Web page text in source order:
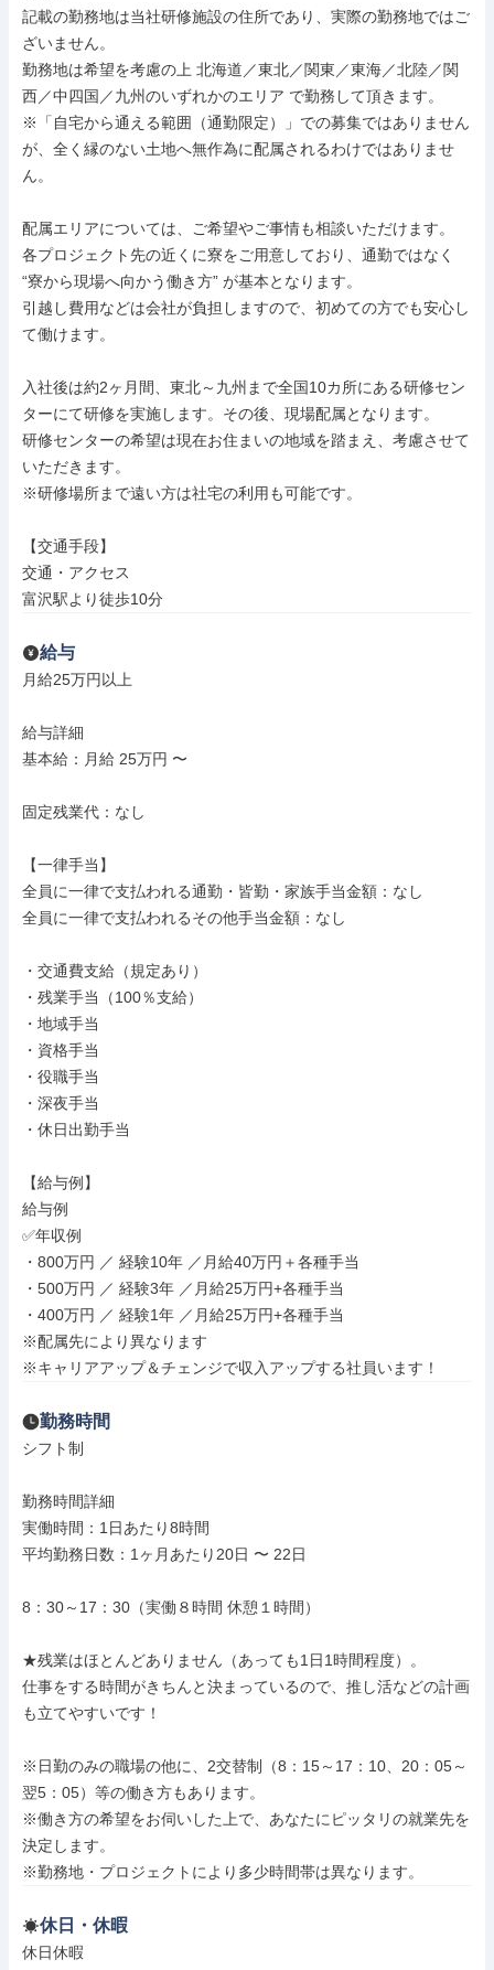
記載の勤務地は当社研修施設の住所であり、実際の勤務地ではご
ざいません。
勤務地は希望を考慮の上 北海道／東北／関東／東海／北陸／関
西／中四国／九州のいずれかのエリア で勤務して頂きます。
※「自宅から通える範囲（通勤限定）」での募集ではありません
が、全く縁のない土地へ無作為に配属されるわけではありませ
ん。
配属エリアについては、ご希望やご事情も相談いただけます。
各プロジェクト先の近くに寮をご用意しており、通勤ではなく
“寮から現場へ向かう働き方” が基本となります。
引越し費用などは会社が負担しますので、初めての方でも安心し
て働けます。
入社後は約2ヶ月間、東北～九州まで全国10カ所にある研修セン
ターにて研修を実施します。その後、現場配属となります。
研修センターの希望は現在お住まいの地域を踏まえ、考慮させて
いただきます。
※研修場所まで遠い方は社宅の利用も可能です。
【交通手段】
交通・アクセス
富沢駅より徒歩10分
給与
月給25万円以上
給与詳細
基本給：月給 25万円 〜
固定残業代：なし
【一律手当】
全員に一律で支払われる通勤・皆勤・家族手当金額：なし
全員に一律で支払われるその他手当金額：なし
・交通費支給（規定あり）
・残業手当（100％支給）
・地域手当
・資格手当
・役職手当
・深夜手当
・休日出勤手当
【給与例】
給与例
✅年収例
・800万円 ／ 経験10年 ／月給40万円＋各種手当
・500万円 ／ 経験3年 ／月給25万円+各種手当
・400万円 ／ 経験1年 ／月給25万円+各種手当
※配属先により異なります
※キャリアアップ＆チェンジで収入アップする社員います！
勤務時間
シフト制
勤務時間詳細
実働時間：1日あたり8時間
平均勤務日数：1ヶ月あたり20日 〜 22日
8：30～17：30（実働８時間 休憩１時間）
★残業はほとんどありません（あっても1日1時間程度）。
仕事をする時間がきちんと決まっているので、推し活などの計画
も立てやすいです！
※日勤のみの職場の他に、2交替制（8：15～17：10、20：05～
翌5：05）等の働き方もあります。
※働き方の希望をお伺いした上で、あなたにピッタリの就業先を
決定します。
※勤務地・プロジェクトにより多少時間帯は異なります。
休日・休暇
休日休暇